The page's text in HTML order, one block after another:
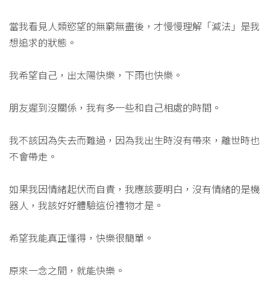
當我看見人類慾望的無窮無盡後，才慢慢理解「減法」是我
想追求的狀態。
我希望自己，出太陽快樂，下雨也快樂。
朋友遲到沒關係，我有多一些和自己相處的時間。
我不該因為失去而難過，因為我出生時沒有帶來，離世時也
不會帶走。
如果我因情緒起伏而自責，我應該要明白，沒有情緒的是機
器人，我該好好體驗這份禮物才是。
希望我能真正懂得，快樂很簡單。
原來一念之間，就能快樂。